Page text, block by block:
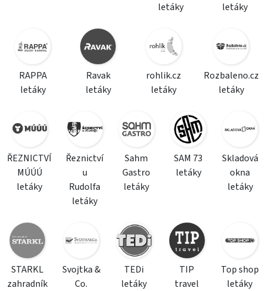
letáky
letáky
RAPPA
letáky
Ravak
letáky
rohlik.cz
letáky
Rozbaleno.cz
letáky
ŘEZNICTVÍ
MÚÚÚ
letáky
Řeznictví
u
Rudolfa
letáky
Sahm
Gastro
letáky
SAM 73
letáky
Skladová
okna
letáky
STARKL
zahradník
Svojtka &
Co.
TEDi
letáky
TIP
travel
Top shop
letáky